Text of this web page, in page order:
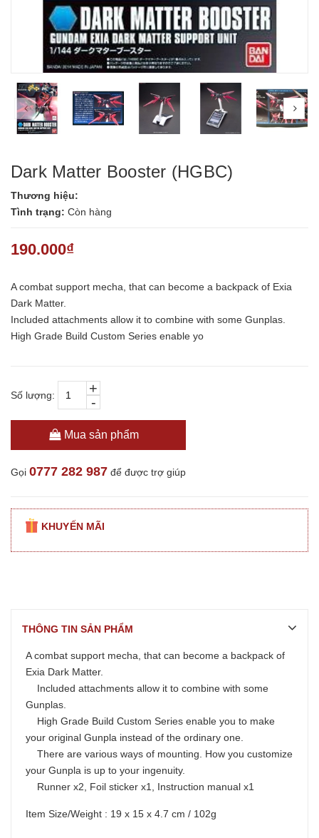
prev
Dark Matter Booster (HGBC)
Thương hiệu:
Tình trạng: Còn hàng
190.000₫
A combat support mecha, that can become a backpack of Exia
Dark Matter.
Included attachments allow it to combine with some Gunplas.
High Grade Build Custom Series enable yo
Số lượng: -
+
Mua sản phẩm
Gọi 0777 282 987 để được trợ giúp
KHUYẾN MÃI
THÔNG TIN SẢN PHẨM
A combat support mecha, that can become a backpack of
Exia Dark Matter.
Included attachments allow it to combine with some
Gunplas.
High Grade Build Custom Series enable you to make
your original Gunpla instead of the ordinary one.
There are various ways of mounting. How you customize
your Gunpla is up to your ingenuity.
Runner x2, Foil sticker x1, Instruction manual x1
Item Size/Weight : 19 x 15 x 4.7 cm / 102g